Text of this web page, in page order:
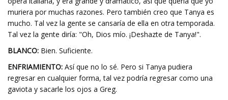
muriera por muchas razones. Pero también creo que Tanya es
mucho. Tal vez la gente se cansaría de ella en otra temporada.
Tal vez la gente diría: "Oh, Dios mío. ¡Deshazte de Tanya!".
BLANCO: Bien. Suficiente.
ENFRIAMIENTO: Así que no lo sé. Pero si Tanya pudiera
regresar en cualquier forma, tal vez podría regresar como una
gaviota y sacarle los ojos a Greg.